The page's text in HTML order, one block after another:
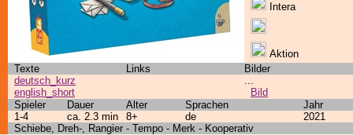
Intera
Aktion
Texte
Links
Bilder
deutsch_kurz
english_short
...
Bild
Spieler
Dauer Alter Sprachen
Jahr
1-4
ca. 2.3 min 8+ de
2021
Schiebe, Dreh-, Rangier - Tempo - Merk - Kooperativ